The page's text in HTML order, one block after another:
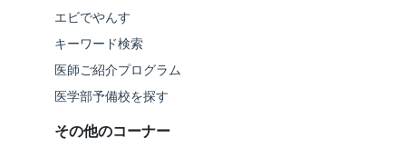
エビでやんす
キーワード検索
医師ご紹介プログラム
医学部予備校を探す
その他のコーナー